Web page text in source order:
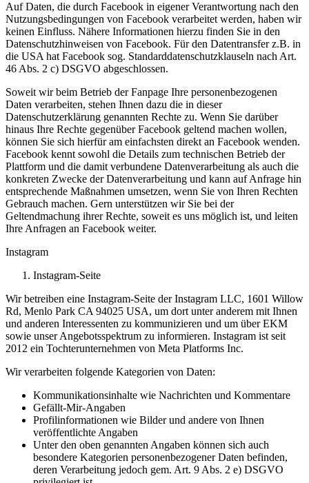
Auf Daten, die durch Facebook in eigener Verantwortung nach den
Nutzungsbedingungen von Facebook verarbeitet werden, haben wir
keinen Einfluss. Nähere Informationen hierzu finden Sie in den
Datenschutzhinweisen von Facebook. Für den Datentransfer z.B. in
die USA hat Facebook sog. Standarddatenschutzklauseln nach Art.
46 Abs. 2 c) DSGVO abgeschlossen.
Soweit wir beim Betrieb der Fanpage Ihre personenbezogenen
Daten verarbeiten, stehen Ihnen dazu die in dieser
Datenschutzerklärung genannten Rechte zu. Wenn Sie darüber
hinaus Ihre Rechte gegenüber Facebook geltend machen wollen,
können Sie sich hierfür am einfachsten direkt an Facebook wenden.
Facebook kennt sowohl die Details zum technischen Betrieb der
Plattform und die damit verbundene Datenverarbeitung als auch die
konkreten Zwecke der Datenverarbeitung und kann auf Anfrage hin
entsprechende Maßnahmen umsetzen, wenn Sie von Ihren Rechten
Gebrauch machen. Gern unterstützen wir Sie bei der
Geltendmachung ihrer Rechte, soweit es uns möglich ist, und leiten
Ihre Anfragen an Facebook weiter.
Instagram
Instagram-Seite
Wir betreiben eine Instagram-Seite der Instagram LLC, 1601 Willow
Rd, Menlo Park CA 94025 USA, um dort unter anderem mit Ihnen
und anderen Interessenten zu kommunizieren und um über EKM
sowie unser Angebotsspektrum zu informieren. Instagram ist seit
2012 ein Tochterunternehmen von Meta Platforms Inc.
Wir verarbeiten folgende Kategorien von Daten:
Kommunikationsinhalte wie Nachrichten und Kommentare
Gefällt-Mir-Angaben
Profilinformationen wie Bilder und andere von Ihnen
veröffentlichte Angaben
Unter den oben genannten Angaben können sich auch
besondere Kategorien personenbezogener Daten befinden,
deren Verarbeitung jedoch gem. Art. 9 Abs. 2 e) DSGVO